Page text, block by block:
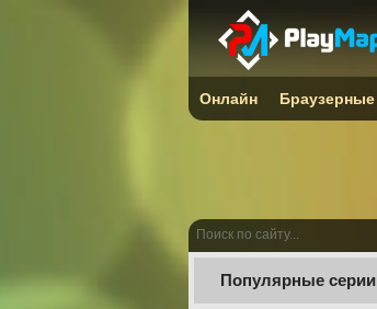
Популярные серии
Онлайн Браузерные